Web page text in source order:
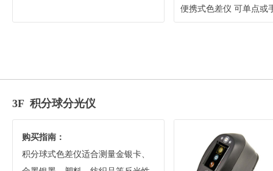
便携式色差仪 可单点或
描测量颜色（X-Rite 爱
3F 积分球分光仪
购买指南：
积分球式色差仪适合测量金银卡、